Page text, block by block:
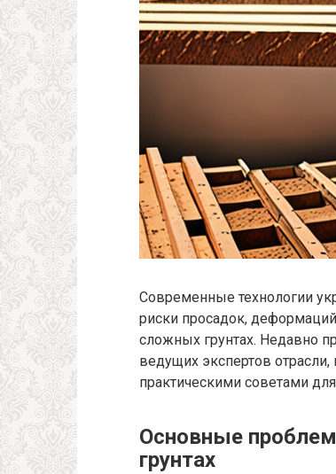
Современные технологии
риски просадок,
сложных грунтах. Недавно
ведущих экспертов
практическими советами
Основные
грунтах